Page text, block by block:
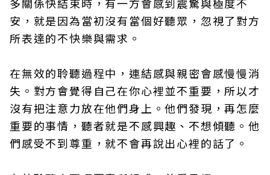
安，就是因為當初沒有當個好聽眾，忽視了對方
所表達的不快樂與需求。
在無效的聆聽過程中，連結感與親密會感慢慢消
失。對方會覺得自己在你心裡並不重要，所以才
沒有把注意力放在他們身上。他們發現，再怎麼
重要的事情，聽者就是不感興趣、不想傾聽。他
們感受不到尊重，就不會再說出心裡的話了。